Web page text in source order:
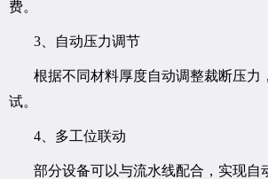
费。
3、自动压力调节
根据不同材料厚度自动调整裁断压力
试。
4、多工位联动
部分设备可以与流水线配合，实现自